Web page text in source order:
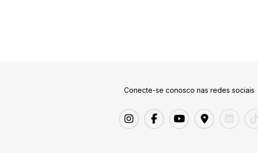
Conecte-se conosco nas redes sociais